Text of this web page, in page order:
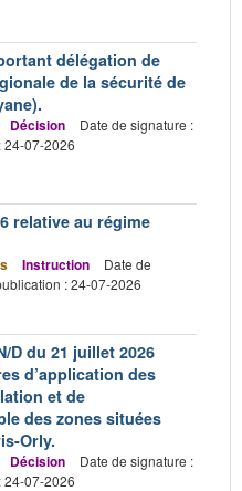
délégation de
de la sécurité de
Décision
Date de signature :
24-07-2026
relative au régime
Instruction
Date de
: 24-07-2026
D du 21 juillet 2026
d’application des
et de
des zones situées
Orly.
Décision
Date de signature :
24-07-2026